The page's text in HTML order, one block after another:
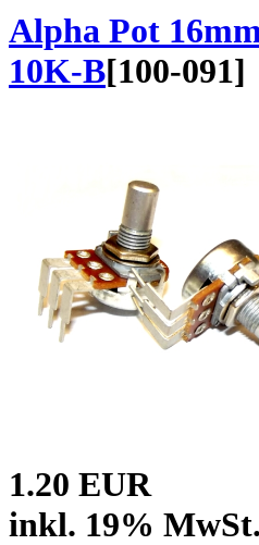
Alpha Pot
10K-B[100-091]
1.20 EUR
inkl. 19%